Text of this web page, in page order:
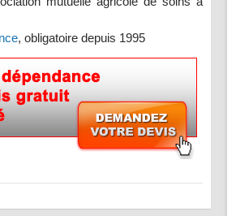
, obligatoire depuis 1995